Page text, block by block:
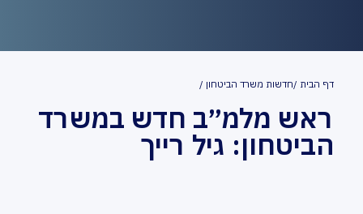
דף הבית חדשות משרד הביטחון
ראש מלמ״ב חדש במשרד
הביטחון: גיל רייך